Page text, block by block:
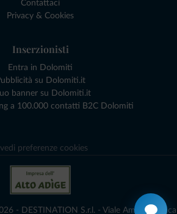
Contattaci
Privacy & Cookies
Inserzionisti
Entra in Dolomiti
su Dolomiti.it
banner su Dolomiti.it
a 100.000 contatti B2C Dolomiti
preferenze cookies
- DESTINATION S.r.l. - Viale Amedeo Duca